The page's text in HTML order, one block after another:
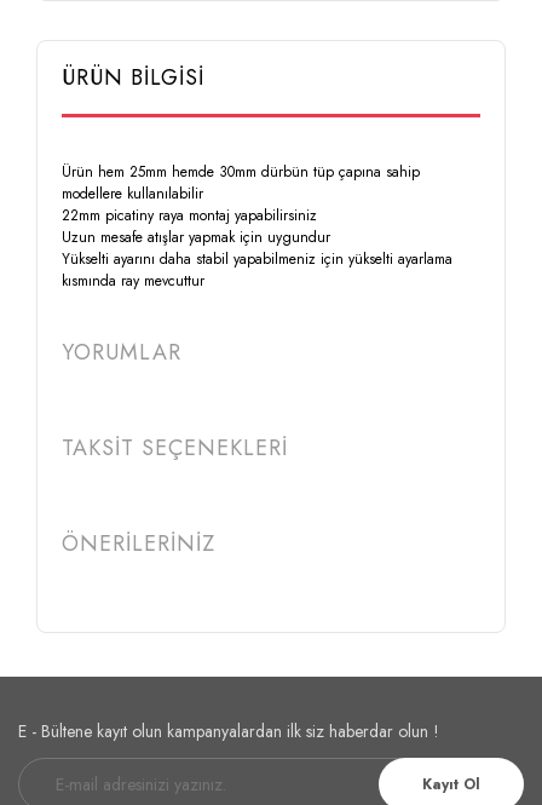
ÜRÜN BİLGİSİ
Ürün hem 25mm hemde 30mm dürbün tüp çapına sahip
modellere kullanılabilir
22mm picatiny raya montaj yapabilirsiniz
Uzun mesafe atışlar yapmak için uygundur
Yükselti ayarını daha stabil yapabilmeniz için yükselti ayarlama
kısmında ray mevcuttur
YORUMLAR
TAKSİT SEÇENEKLERİ
ÖNERİLERİNİZ
E - Bültene kayıt olun kampanyalardan ilk siz haberdar olun !
Kayıt Ol